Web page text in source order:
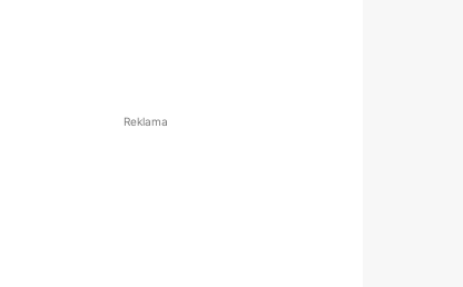
Reklama